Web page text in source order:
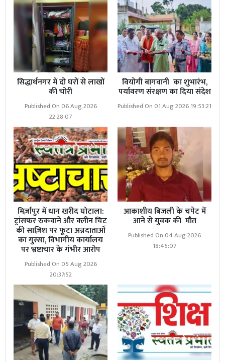
सिद्धार्थनगर में दो घरों से लाखों
की चोरी
Published On 06 Aug 2026
22:28:07
वियोगी बागवानी का शुभारंभ,
पर्यावरण संरक्षण का दिया संदेश
Published On 01 Aug 2026 19:53:21
मिर्ज़ापुर में धान खरीद घोटाला:
ट्रांसफर रुकवाने और क्लीन चिट
की साज़िश पर फूटा अन्नदाताओं
का गुस्सा, विभागीय कार्यालय
पर भ्रष्टाचार के गंभीर आरोप
Published On 05 Aug 2026
20:37:52
आकाशीय बिजली के चपेट में
आने से युवक की मौत
Published On 04 Aug 2026
18:45:07